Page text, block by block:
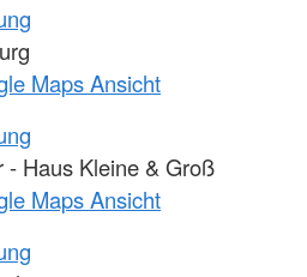
Maps Ansicht
- Haus Kleine & Groß
Maps Ansicht